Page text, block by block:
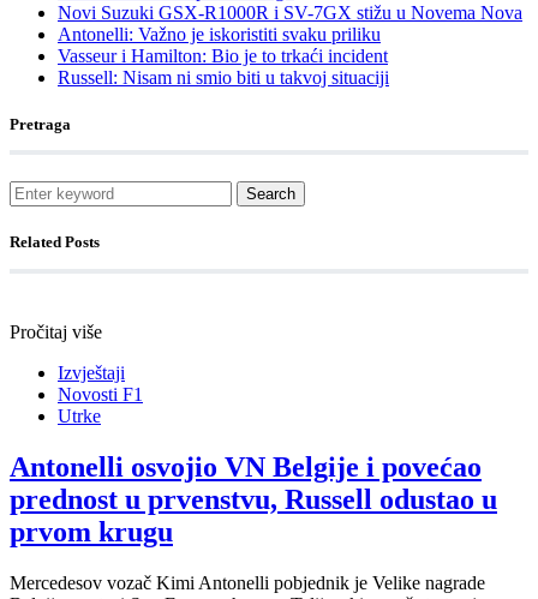
Novi Suzuki GSX-R1000R i SV-7GX stižu u Novema Nova
Antonelli: Važno je iskoristiti svaku priliku
Vasseur i Hamilton: Bio je to trkaći incident
Russell: Nisam ni smio biti u takvoj situaciji
Pretraga
Search
Related Posts
Pročitaj više
Izvještaji
Novosti F1
Utrke
Antonelli osvojio VN Belgije i povećao
prednost u prvenstvu, Russell odustao u
prvom krugu
Mercedesov vozač Kimi Antonelli pobjednik je Velike nagrade